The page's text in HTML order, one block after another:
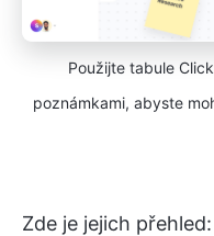
Použijte tabule
poznámkami, abyste
Zde je jejich přehled: